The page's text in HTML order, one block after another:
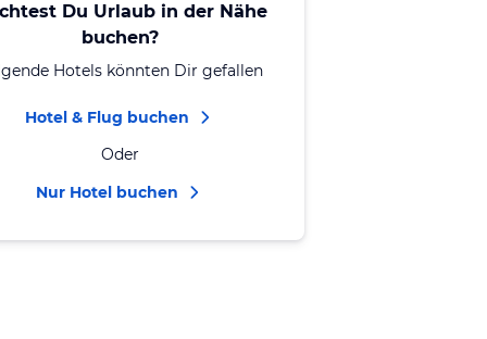
Du Urlaub in der Nähe
buchen?
Hotels könnten Dir gefallen
Hotel & Flug buchen
Oder
Nur Hotel buchen